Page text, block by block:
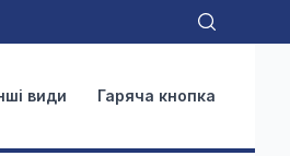
види Гаряча кнопка